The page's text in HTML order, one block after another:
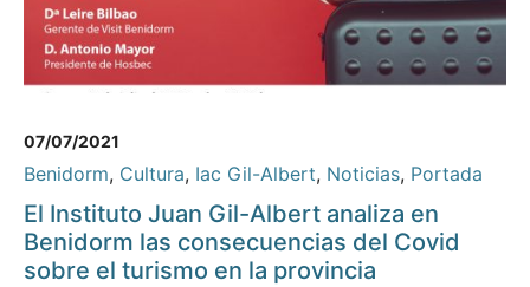
07/07/2021
Benidorm, Cultura, Iac Gil-Albert, Noticias, Portada
El Instituto Juan Gil-Albert analiza en
Benidorm las consecuencias del Covid
sobre el turismo en la provincia